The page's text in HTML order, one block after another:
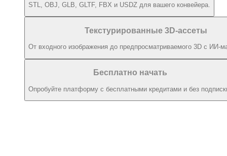
STL, OBJ, GLB, GLTF, FBX и USDZ для вашего конвейера.
Текстурированные 3D-ассеты
От входного изображения до предпросматриваемого 3D с ИИ-
Бесплатно начать
Опробуйте платформу с бесплатными кредитами и без